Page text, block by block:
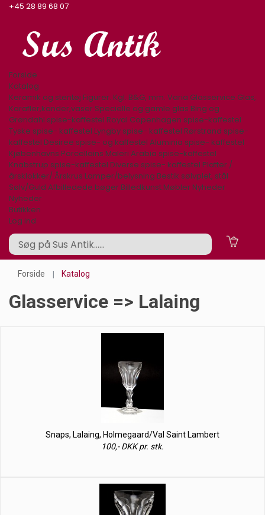
+45 28 89 68 07
Forside
Katalog
Keramik og stentøj Figurer. Kgl. B&G, mm. Varia Glasservice Glas,
Karafler,kander,vaser Specielle og gamle glas Bing og
Grøndahl spise-kaffestel Royal Copenhagen spise-kaffestel
Tyske spise- kaffestel Lyngby spise- kaffestel Rørstrand spise-
kaffestel Desiree spise- og kaffestel Aluminia spise- kaffestel
Kjøbenhavns Porcellains Maleri Arabia spise-kaffestel
Knabstrup spise-kaffestel Diverse spise- kaffestel Platter /
årsklokker/ Årskrus Lamper/belysning Bestik sølvplet, stål
Sølv/Guld Afbilledede bøger Billedkunst Møbler Nyheder
Nyheder
Butikken
Log ind
Forside Katalog
Glasservice => Lalaing
Snaps, Lalaing, Holmegaard/Val Saint Lambert
100,- DKK pr. stk.